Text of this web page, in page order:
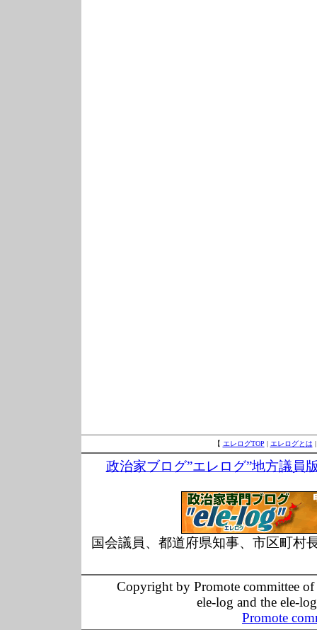
【 エレログTOP | エレログとは
政治家ブログ”エレログ”地方議員
国会議員、都道府県知事、市区町村
Copyright by Promote committee
ele-log and the ele-
Promote